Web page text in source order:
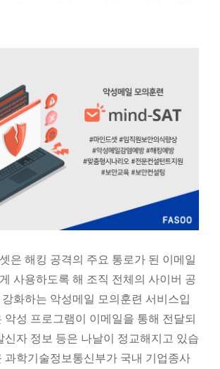
은 해킹 공격의 주요 통로가 된 이메일
사용하도록 해 조직 전체의 사이버 공
화하는 악성메일 모의훈련 서비스입
악성 프로그램이 이메일을 통해 전달되
신자 정보 등은 나날이 정교해지고 있습
과학기술정보통신부가 국내 기업종사